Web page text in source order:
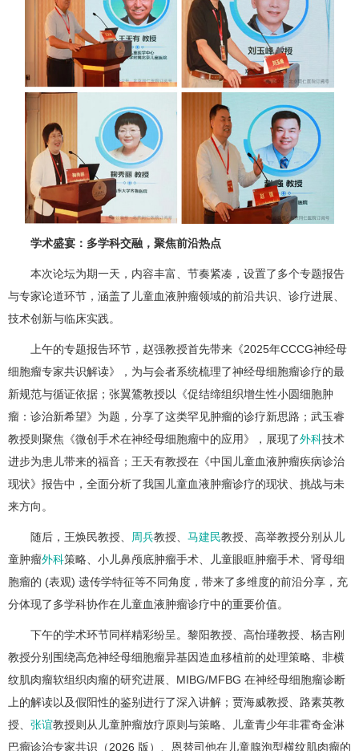
学术盛宴：多学科交融，聚焦前沿热点
本次论坛为期一天，内容丰富、节奏紧凑，设置了多个专题报告
与专家论道环节，涵盖了儿童血液肿瘤领域的前沿共识、诊疗进展、
技术创新与临床实践。
上午的专题报告环节，赵强教授首先带来《2025年CCCG神经母
细胞瘤专家共识解读》，为与会者系统梳理了神经母细胞瘤诊疗的最
新规范与循证依据；张翼鷟教授以《促结缔组织增生性小圆细胞肿
瘤：诊治新希望》为题，分享了这类罕见肿瘤的诊疗新思路；武玉睿
教授则聚焦《微创手术在神经母细胞瘤中的应用》，展现了外科技术
进步为患儿带来的福音；王天有教授在《中国儿童血液肿瘤疾病诊治
现状》报告中，全面分析了我国儿童血液肿瘤诊疗的现状、挑战与未
来方向。
随后，王焕民教授、 周兵教授、 马建民教授、高举教授分别从儿
童肿瘤外科策略、小儿鼻颅底肿瘤手术、儿童眼眶肿瘤手术、肾母细
胞瘤的 (表观) 遗传学特征等不同角度，带来了多维度的前沿分享，充
分体现了多学科协作在儿童血液肿瘤诊疗中的重要价值。
下午的学术环节同样精彩纷呈。黎阳教授、高怡瑾教授、杨吉刚
教授分别围绕高危神经母细胞瘤异基因造血移植前的处理策略、非横
纹肌肉瘤软组织肉瘤的研究进展、MIBG/MFBG 在神经母细胞瘤诊断
上的解读以及假阳性的鉴别进行了深入讲解；贾海威教授、路素英教
授、 张谊教授则从儿童肿瘤放疗原则与策略、儿童青少年非霍奇金淋
巴瘤诊治专家共识（2026 版）、恩替司他在儿童腺泡型横纹肌肉瘤的